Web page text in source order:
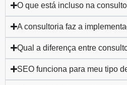
O que está incluso na
A consultoria faz a
Qual a diferença entre
SEO funciona para meu tipo